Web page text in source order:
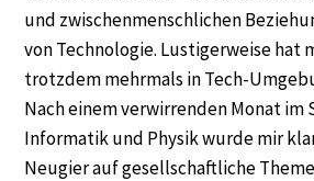
und zwischenmenschlichen
von Technologie. Lustigerweise hat
trotzdem mehrmals in Tech-
Nach einem verwirrenden Monat
Informatik und Physik wurde mir
Neugier auf gesellschaftliche